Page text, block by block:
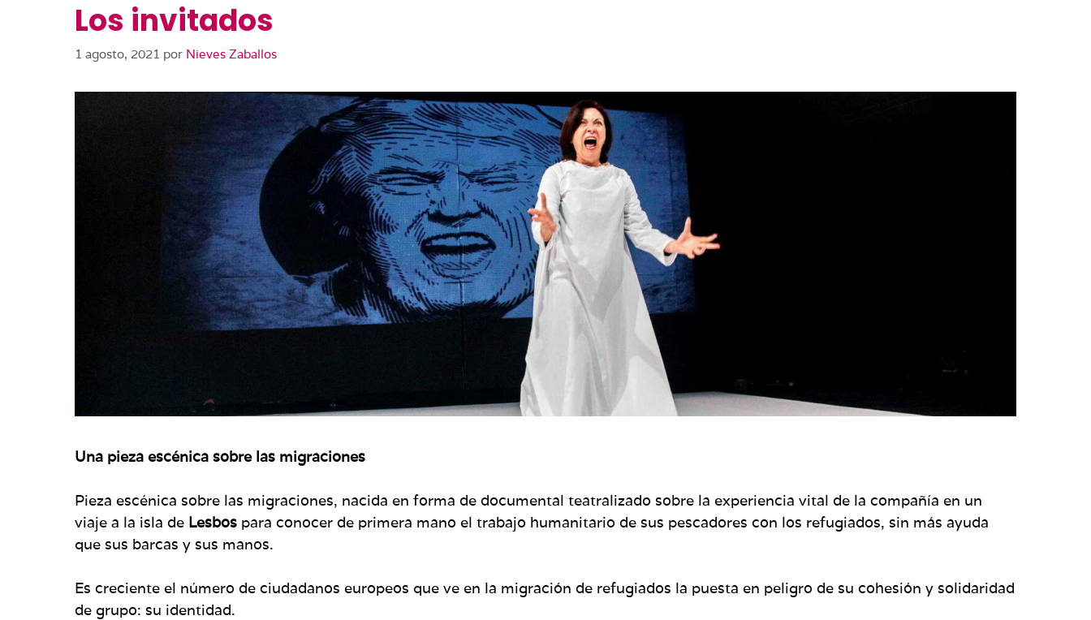
Los invitados
1 agosto, 2021 por Nieves Zaballos
Una pieza escénica sobre las migraciones
Pieza escénica sobre las migraciones, nacida en forma de documental teatralizado sobre la experiencia vital de la compañía en un
viaje a la isla de Lesbos para conocer de primera mano el trabajo humanitario de sus pescadores con los refugiados, sin más ayuda
que sus barcas y sus manos.
Es creciente el número de ciudadanos europeos que ve en la migración de refugiados la puesta en peligro de su cohesión y solidaridad
de grupo: su identidad.